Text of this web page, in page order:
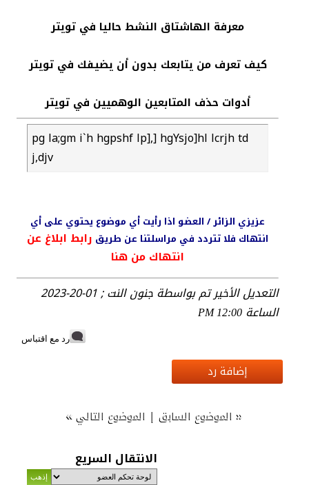
معرفة الهاشتاق النشط حاليا في تويتر
كيف تعرف من يتابعك بدون أن يضيفك في تويتر
أدوات حذف المتابعين الوهميين في تويتر
pg la;gm i`h hgpshf lp],] hgYsjo]hl lcrjh td
j,djv
عزيزي الزائر / العضو اذا رأيت أي موضوع يحتوي على أي
انتهاك فلا تتردد في مراسلتنا عن طريق رابط ابلاغ عن
انتهاك من هنا
التعديل الأخير تم بواسطة جنون النت ; 01-20-2023
الساعة 12:00 PM
رد مع اقتباس
إضافة رد
« الموضوع السابق| الموضوع التالي»
الانتقال السريع